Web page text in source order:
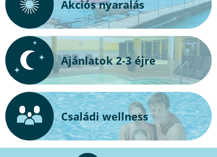
Akciós nyaralás
Ajánlatok 2-3 éjre
Családi wellness